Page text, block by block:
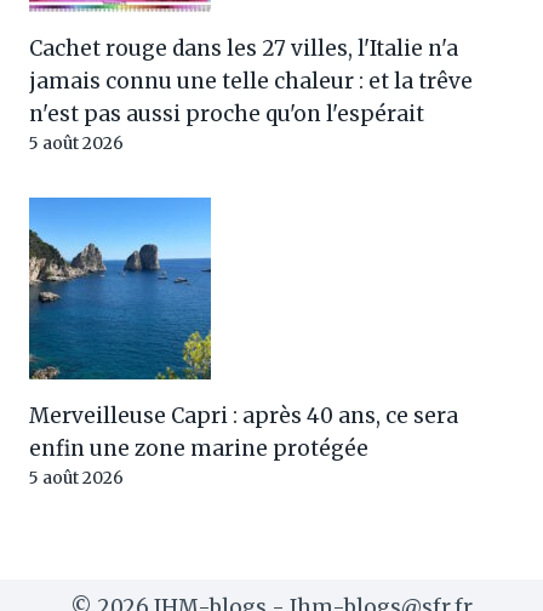
Cachet rouge dans les 27 villes, l'Italie n'a
jamais connu une telle chaleur : et la trêve
n'est pas aussi proche qu'on l'espérait
5 août 2026
Merveilleuse Capri : après 40 ans, ce sera
enfin une zone marine protégée
5 août 2026